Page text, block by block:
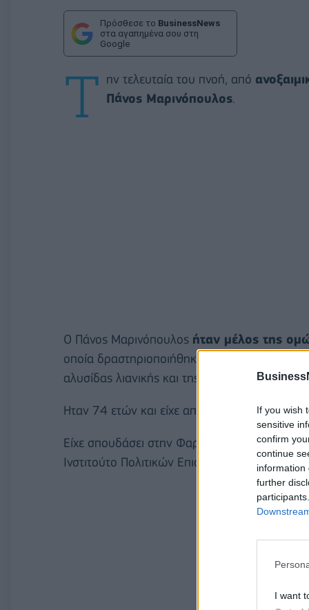
If you wish
sensitive
confirm
continue
information
further
I want
Πρόσθεσε το BusinessNews
στα αγαπημένα σου στη
Google
Τ ην τελευταία του πνοή, από
Πάνος Μαρινόπουλος.
Ο Πάνος Μαρινόπουλος ήταν μέλος της
οποία δραστηριοποιήθηκε για δεκαετίες
αλυσίδας λιανικής και της
Ηταν 74 ετών και είχε αποκτήσει δύο
Είχε σπουδάσει στην Φαρμακευτική Σχολή
Ινστιτούτο Πολιτικών Επιστημών στο Παρίσι.